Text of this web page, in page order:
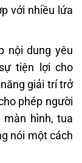
với nhiều lứa
nội dung yêu
tiện lợi cho
giải trí trở
phép người
hình, tua
nói một cách